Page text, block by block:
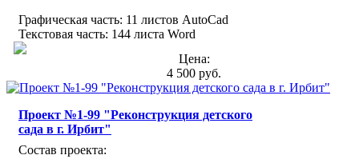
Графическая часть: 11 листов AutoCad
Текстовая часть: 144 листа Word
Цена:
4 500 руб.
Проект №1-99 "Реконструкция детского
сада в г. Ирбит"
Состав проекта: